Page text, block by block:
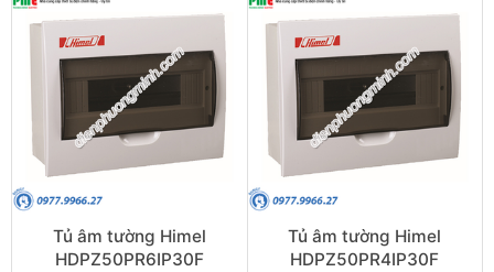
Tủ âm tường Himel
HDPZ50PR6IP30F
Tủ âm tường Himel
HDPZ50PR4IP30F